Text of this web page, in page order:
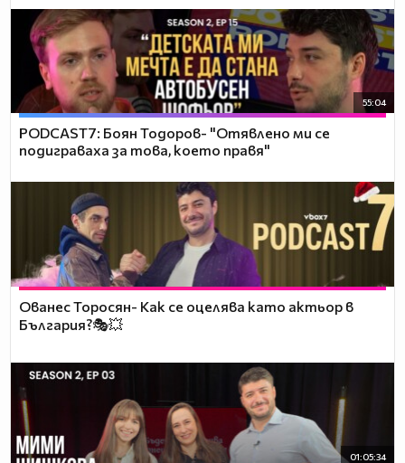
55:04
PODCAST7: ‪Боян Тодоров- "Отявлено ми се
подиграваха за това, което правя"
Ованес Торосян- Как се оцелява като актьор в
България?🎭💥
01:05:34